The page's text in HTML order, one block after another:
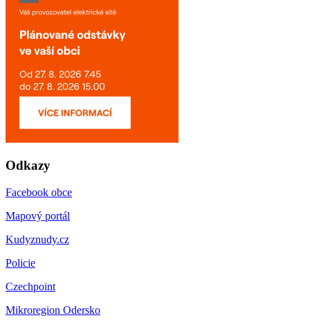
Odkazy
Facebook obce
Mapový portál
Kudyznudy.cz
Policie
Czechpoint
Mikroregion Odersko